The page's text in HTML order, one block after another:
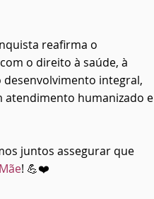
reafirma o
o direito à saúde, à
desenvolvimento integral,
atendimento humanizado e
juntos assegurar que
! 💪❤️